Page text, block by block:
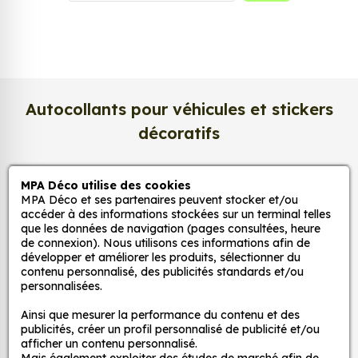
légèrement satiné. Ce support haut de gamme
garantit une excellente stabilité dans le temps, une
surface lisse au toucher, et une fidélité des teintes
éclat, sans reflets gênants ni décoloration due à la
lumière.
Une impression photo professionnelle
haute définition
Chaque affiche est produite avec desencres
pigmentaires de dernière génération
rendu d’image précis et durable. Nos imprimantes
grand format sont calibrées pour reproduire
fidèlement les couleurs de votre fichier, qu’il
Autocollants pour véhicules et stickers
décoratifs
MPA Déco
Nos services
Nos sites
Mon Compte
MPA Déco utilise des cookies
MPA Déco et ses partenaires peuvent stocker et/ou
accéder à des informations stockées sur un terminal telles
que les données de navigation (pages consultées, heure
de connexion). Nous utilisons ces informations afin de
développer et améliorer les produits, sélectionner du
contenu personnalisé, des publicités standards et/ou
personnalisées.
Ainsi que mesurer la performance du contenu et des
publicités, créer un profil personnalisé de publicité et/ou
afficher un contenu personnalisé.